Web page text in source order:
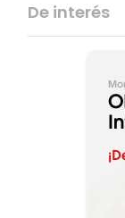
De interés